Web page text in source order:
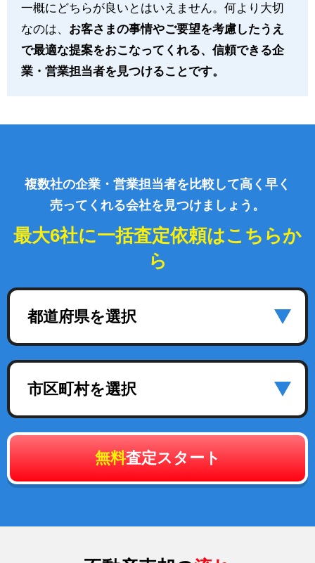
一概にどちらが良いとはいえません。何より大切
なのは、 お客さまの事情やご要望を考慮したうえ
で最適な提案をおこなってくれる、信頼できる企
業・営業担当者を見つけることです。
複数社の企業・営業担当者を比較して高く早く
売ってくれる会社を見つけましょう。
最大6社に一括査定依頼はこちらか
ら
都道府県を選択
市区町村を選択
無料査定スタート